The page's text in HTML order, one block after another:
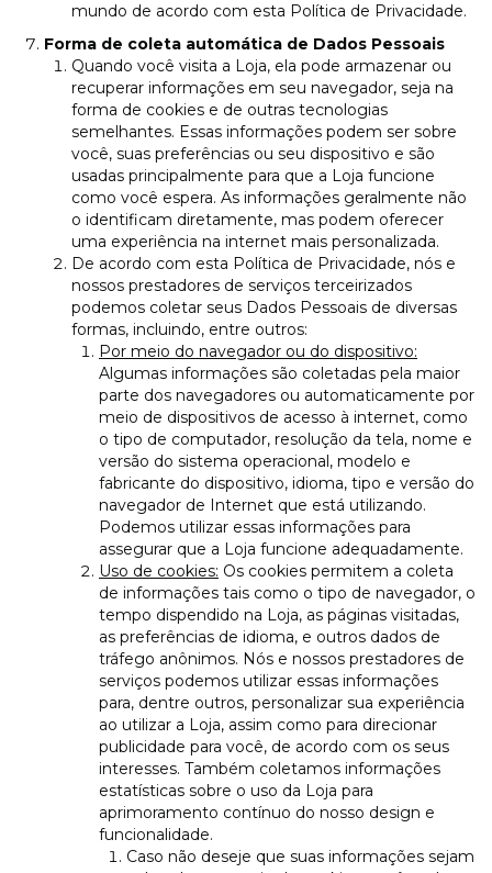
mundo de acordo com esta Política de Privacidade.
Forma de coleta automática de Dados Pessoais
Quando você visita a Loja, ela pode armazenar ou
recuperar informações em seu navegador, seja na
forma de cookies e de outras tecnologias
semelhantes. Essas informações podem ser sobre
você, suas preferências ou seu dispositivo e são
usadas principalmente para que a Loja funcione
como você espera. As informações geralmente não
o identificam diretamente, mas podem oferecer
uma experiência na internet mais personalizada.
De acordo com esta Política de Privacidade, nós e
nossos prestadores de serviços terceirizados
podemos coletar seus Dados Pessoais de diversas
formas, incluindo, entre outros:
Por meio do navegador ou do dispositivo:
Algumas informações são coletadas pela maior
parte dos navegadores ou automaticamente por
meio de dispositivos de acesso à internet, como
o tipo de computador, resolução da tela, nome e
versão do sistema operacional, modelo e
fabricante do dispositivo, idioma, tipo e versão do
navegador de Internet que está utilizando.
Podemos utilizar essas informações para
assegurar que a Loja funcione adequadamente.
Uso de cookies: Os cookies permitem a coleta
de informações tais como o tipo de navegador, o
tempo dispendido na Loja, as páginas visitadas,
as preferências de idioma, e outros dados de
tráfego anônimos. Nós e nossos prestadores de
serviços podemos utilizar essas informações
para, dentre outros, personalizar sua experiência
ao utilizar a Loja, assim como para direcionar
publicidade para você, de acordo com os seus
interesses. Também coletamos informações
estatísticas sobre o uso da Loja para
aprimoramento contínuo do nosso design e
funcionalidade.
Caso não deseje que suas informações sejam